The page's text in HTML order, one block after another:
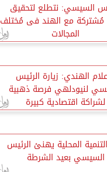
السيسي: نتطلع لتحقيق
مع الهند فى مُختلف
المجالات
الهندي: زيارة الرئيس
لنيودلهي فرصة ذهبية
لشراكة اقتصادية كبيرة
المحلية يهنئ الرئيس
السيسي بعيد الشرطة